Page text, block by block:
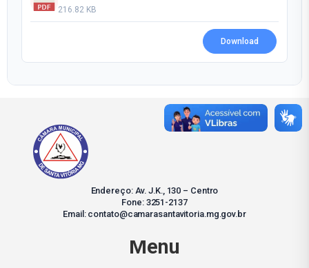
216.82 KB
Download
Endereço: Av. J.K., 130 – Centro
Fone: 3251-2137
Email: contato@camarasantavitoria.mg.gov.br
Menu